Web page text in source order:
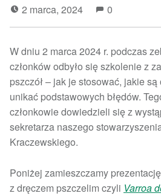
2 marca, 2024 0
W dniu 2 marca 2024 r. podczas
członków odbyło się szkolenie z
pszczół – jak je stosować, jakie
unikać podstawowych błędów.
członkowie dowiedzieli się z
sekretarza naszego
Kraczewskiego.
Poniżej zamieszczamy
z dręczem pszczelim czyli Varroa